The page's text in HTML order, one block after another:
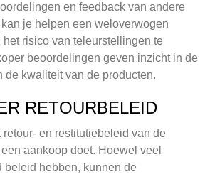
en feedback van andere
je helpen een weloverwogen
het risico van teleurstellingen te
beoordelingen geven inzicht in de
de kwaliteit van de producten.
RETOURBELEID
en restitutiebeleid van de
aankoop doet. Hoewel veel
beleid hebben, kunnen de